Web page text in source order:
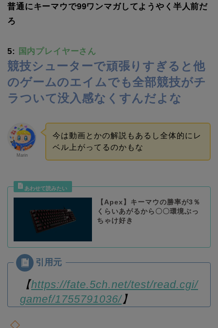
普通にキーマウで99ワンマガしてようやく半人前だ
ろ
5: 国内プレイヤーさん
競技シューターで頑張りすぎると他
のゲームのエイムでも全部競技がチ
ラついて没入感なくすんだよな
Marin
今は動画とかの解説もあるし全体的にレ
ベル上がってるのかもな
【Apex】キーマウの勝率が3％
くらいあがるから〇〇環境ぶっ
ちゃけ好き
【https://fate.5ch.net/test/read.cgi/
gamef/1755791036/】